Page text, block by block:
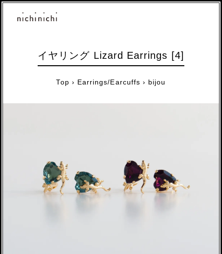
イヤリング Lizard Earrings [4]
Top › Earrings/Earcuffs › bijou